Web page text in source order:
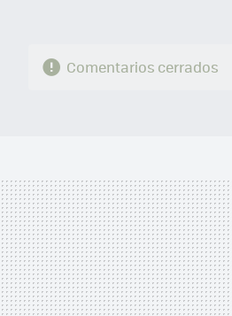
Comentarios cerrados